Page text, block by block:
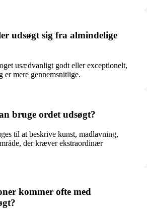
udsøgt sig fra almindelige
usædvanligt godt eller exceptionelt,
er mere gennemsnitlige.
bruge ordet udsøgt?
til at beskrive kunst, madlavning,
der kræver ekstraordinær
kommer ofte med